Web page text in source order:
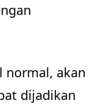
normal, akan
dijadikan